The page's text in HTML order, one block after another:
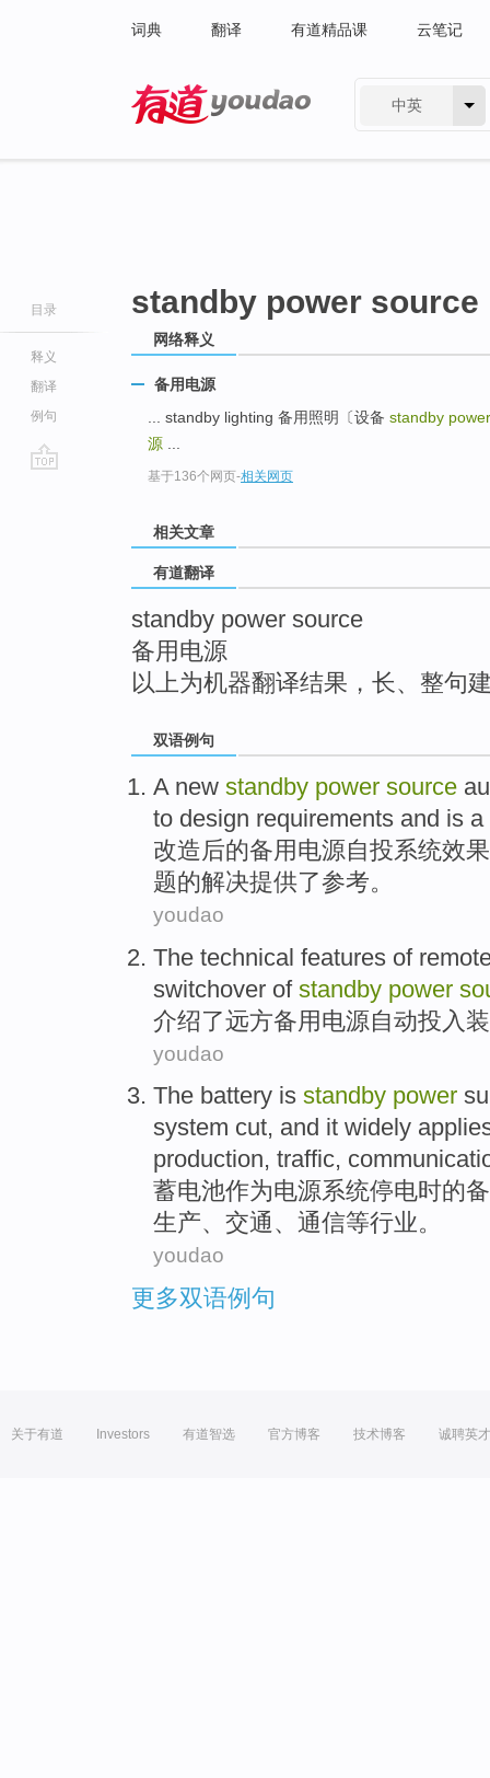
词典 翻译 有道精品课 云笔记
中英
目录
释义
翻译
例句
standby power source
网络释义
备用电源
... standby lighting 备用照明〔设备 standby
源
基于136个网页-相关网页
相关文章
有道翻译
standby power source
备用电源
以上为机器翻译结果，长、整句
双语例句
A new standby power source
to design requirements and is a
改造后的备用 电源自投系统效果
题的解决提供了参考。
youdao
The technical features of
switchover of standby power
介绍了远方备用电源自动投入
youdao
The battery is standby power
system cut, and it widely
production, traffic,
蓄电池作为电源系统停电时的
生产、交通、通信等行业。
youdao
更多双语例句
关于有道 Investors 有道智选 官方博客 技术博客 诚聘英才